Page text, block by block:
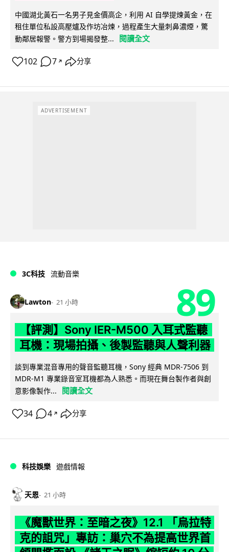
中國湖北黃石一名男子見金價高企，利用 AI 自學提煉黃金，在
租住單位私設高壓爐及作坊冶煉，過程產生大量刺鼻濃煙，驚
動鄰居報警。警方到場揭發整...
閱讀全文
102 7 ↗ 分享
ADVERTISEMENT
3C科技 流動音樂
Lawton 21 小時 89
【評測】Sony IER-M500 入耳式監聽
耳機：現場拍攝、後製監聽與人聲利器
談到專業混音專用的聲音監聽耳機，Sony 經典 MDR-7506 到
MDR-M1 專業錄音室耳機都為人熟悉。而現在舞台製作者與創
意影像製作...
閱讀全文
34 4 ↗ 分享
科技娛樂 遊戲情報
天恩 21 小時
《魔獸世界：至暗之夜》12.1 「烏拉特
克的詛咒」專訪：巢穴不為提高世界首